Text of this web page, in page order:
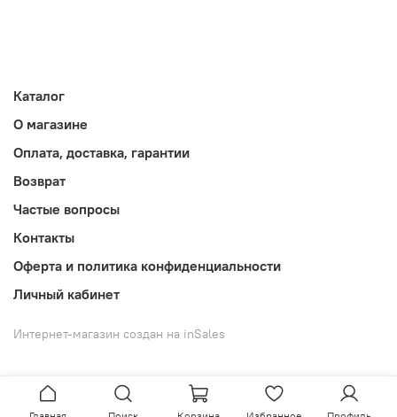
Каталог
О магазине
Оплата, доставка, гарантии
Возврат
Частые вопросы
Контакты
Оферта и политика конфиденциальности
Личный кабинет
Интернет-магазин создан на inSales